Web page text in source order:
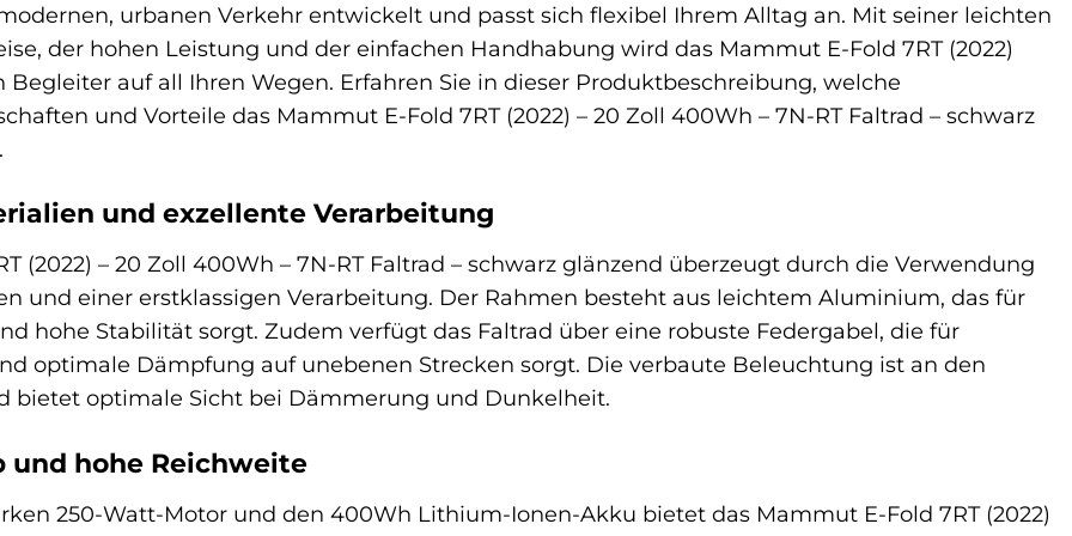
urbanen Verkehr entwickelt und passt sich flexibel Ihrem Alltag an. Mit seiner leichten
der hohen Leistung und der einfachen Handhabung wird das Mammut E-Fold 7RT (2022)
auf all Ihren Wegen. Erfahren Sie in dieser Produktbeschreibung, welche
und Vorteile das Mammut E-Fold 7RT (2022) – 20 Zoll 400Wh – 7N-RT Faltrad – schwarz
und exzellente Verarbeitung
(2022) – 20 Zoll 400Wh – 7N-RT Faltrad – schwarz glänzend überzeugt durch die Verwendung
und einer erstklassigen Verarbeitung. Der Rahmen besteht aus leichtem Aluminium, das für
hohe Stabilität sorgt. Zudem verfügt das Faltrad über eine robuste Federgabel, die für
optimale Dämpfung auf unebenen Strecken sorgt. Die verbaute Beleuchtung ist an den
bietet optimale Sicht bei Dämmerung und Dunkelheit.
hohe Reichweite
250-Watt-Motor und den 400Wh Lithium-Ionen-Akku bietet das Mammut E-Fold 7RT (2022)